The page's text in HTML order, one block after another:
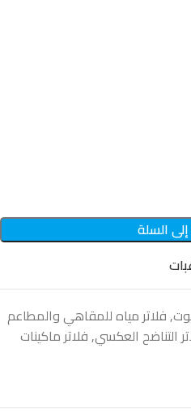
السلة
,فلاتر مياه للمقاهي والمطاعم
التناضح العكسي,فلاتر ماكينات